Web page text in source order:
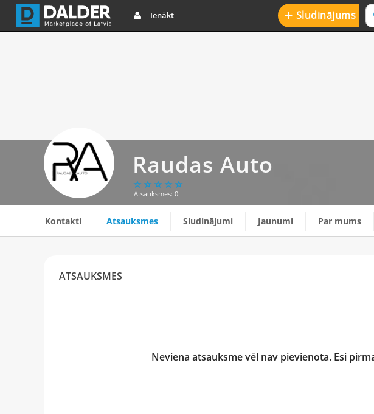
Ienākt + Sludinājums
Raudas Auto
Atsauksmes: 0
Kontakti Atsauksmes Sludinājumi Jaunumi Par mums
ATSAUKSMES
Neviena atsauksme vēl nav pievienota. Esi